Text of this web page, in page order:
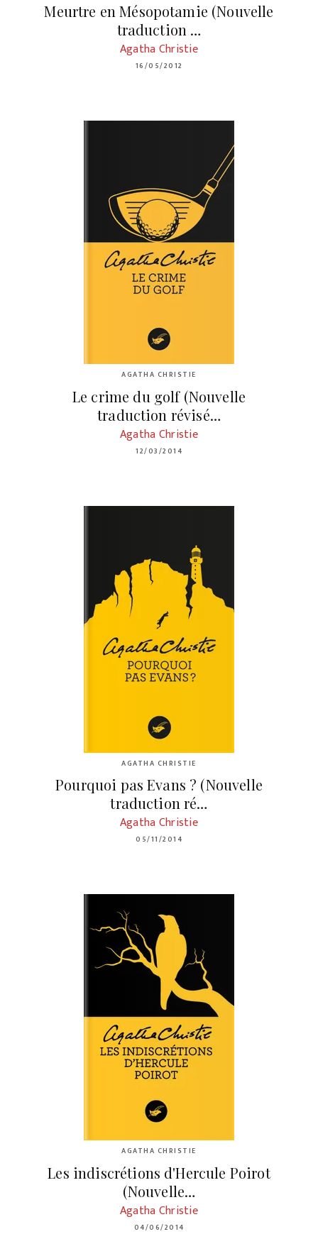
Meurtre en Mésopotamie (Nouvelle
traduction …
Agatha Christie
16/05/2012
AGATHA CHRISTIE
Le crime du golf (Nouvelle
traduction révisé…
Agatha Christie
12/03/2014
AGATHA CHRISTIE
Pourquoi pas Evans ? (Nouvelle
traduction ré…
Agatha Christie
05/11/2014
AGATHA CHRISTIE
Les indiscrétions d'Hercule Poirot
(Nouvelle…
Agatha Christie
04/06/2014